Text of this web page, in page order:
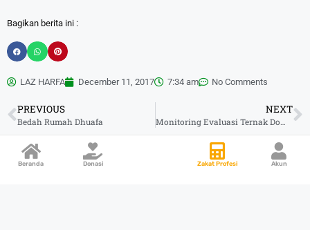
Bagikan berita ini :
LAZ HARFA December 11, 2017 7:34 am No Comments
PREVIOUS
Bedah Rumah Dhuafa
NEXT
Monitoring Evaluasi Ternak Domba
Beranda Donasi Zakat Profesi Akun